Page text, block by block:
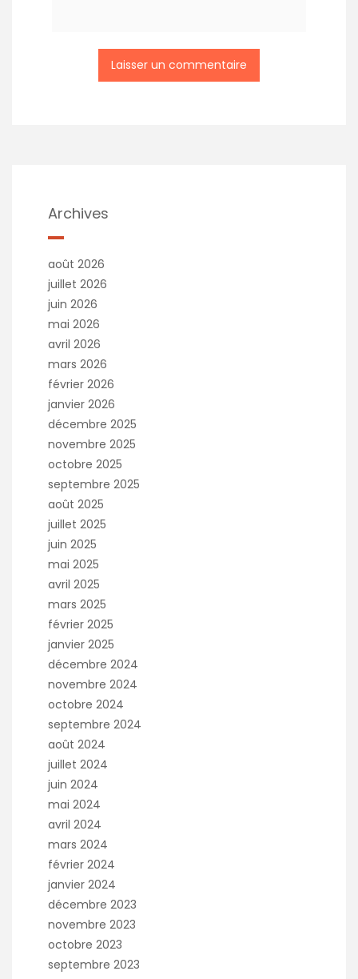
Archives
août 2026
juillet 2026
juin 2026
mai 2026
avril 2026
mars 2026
février 2026
janvier 2026
décembre 2025
novembre 2025
octobre 2025
septembre 2025
août 2025
juillet 2025
juin 2025
mai 2025
avril 2025
mars 2025
février 2025
janvier 2025
décembre 2024
novembre 2024
octobre 2024
septembre 2024
août 2024
juillet 2024
juin 2024
mai 2024
avril 2024
mars 2024
février 2024
janvier 2024
décembre 2023
novembre 2023
octobre 2023
septembre 2023